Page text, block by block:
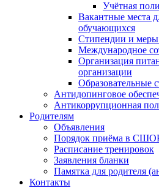
Учётная
Вакантные места
обучающихся
Стипендии и
Международное
Организация
организации
Образовательные
Антидопинговое
Антикоррупционная
Родителям
Объявления
Порядок приёма в
Расписание тренировок
Заявления бланки
Памятка для родителя
Контакты